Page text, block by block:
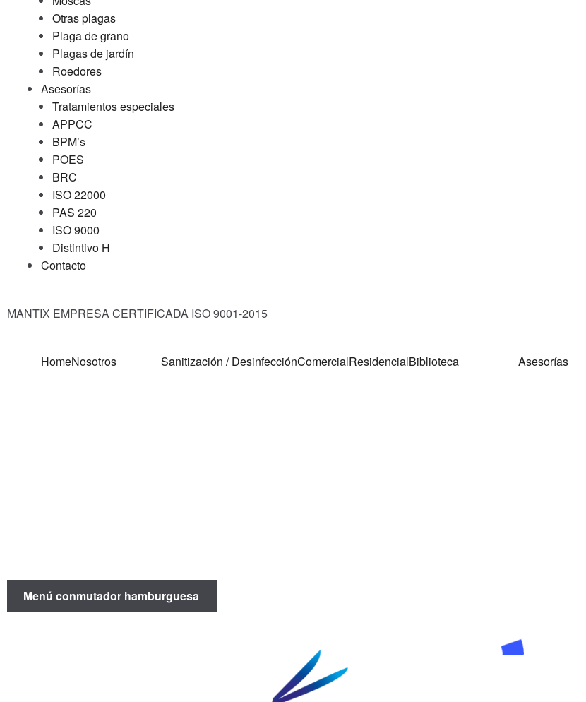
Otras plagas
Plaga de grano
Plagas de jardín
Roedores
Asesorías
Tratamientos especiales
APPCC
BPM’s
POES
BRC
ISO 22000
PAS 220
ISO 9000
Distintivo H
Contacto
MANTIX EMPRESA CERTIFICADA ISO 9001-2015
HomeNosotros Sanitización / DesinfecciónComercialResidencialBiblioteca Asesorías
Menú conmutador hamburguesa